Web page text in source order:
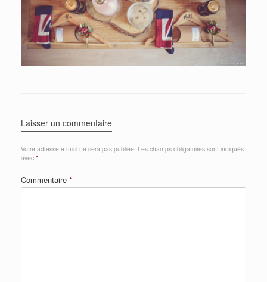
Laisser un commentaire
Votre adresse e-mail ne sera pas publiée. Les champs obligatoires sont indiqués
avec *
Commentaire *